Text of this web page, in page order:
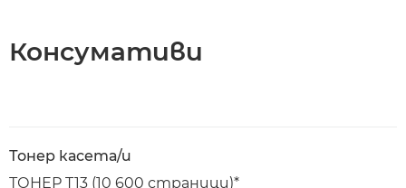
Консумативи
Тонер касета/и
ТОНЕР T13 (10 600 страници)*